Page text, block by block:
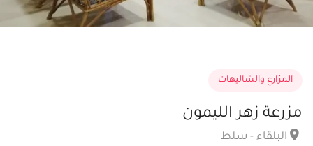
المزارع والشاليهات
مزرعة زهر الليمون
البلقاء - سلط